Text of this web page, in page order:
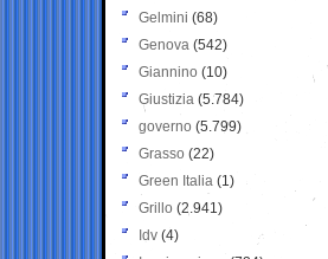
Gelmini (68)
Genova (542)
Giannino (10)
Giustizia (5.784)
governo (5.799)
Grasso (22)
Green Italia (1)
Grillo (2.941)
Idv (4)